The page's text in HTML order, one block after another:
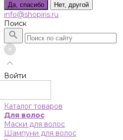
Да, спасибо Нет, другой
info@shopiris.ru
Поиск
Войти
Каталог товаров
Для волос
Маски для волос
Шампуни для волос